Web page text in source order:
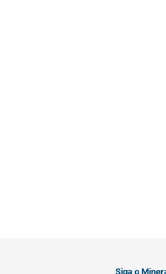
Siga o